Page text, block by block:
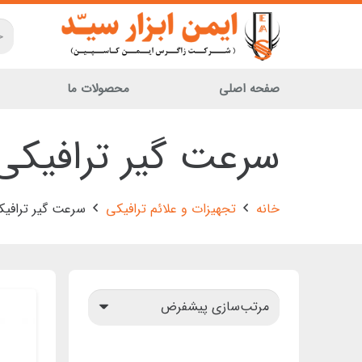
صفحه اصلی محصولات ما
سرعت گیر
خانه تجهیزات و علائم ترافیکی سرعت گیر